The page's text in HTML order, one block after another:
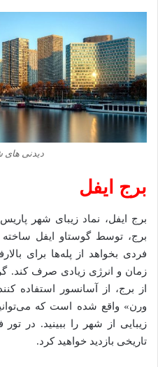
دیدنی های
برج ایفل
برج ایفل، نماد زیبای شهر
فردی بخواهد از پله‌ها برای
زمان و انرژی زیادی صرف کند.
از برج، از آسانسور استفاده
ورن» واقع شده است که
زیبایی از شهر را ببینید. در
تاریخی بازدید خواهید کرد.